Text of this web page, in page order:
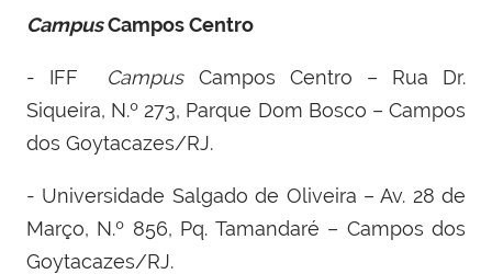
CampusCampos Centro
- IFF ­ CampusCampos Centro – Rua Dr.
Siqueira, N.º 273, Parque Dom Bosco – Campos
dos Goytacazes/RJ.
- Universidade Salgado de Oliveira – Av. 28 de
Março, N.º 856, Pq. Tamandaré – Campos dos
Goytacazes/RJ.